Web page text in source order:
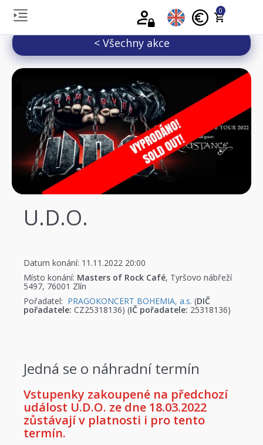
0
< Všechny akce
U.D.O.
Datum konání: 11.11.2022 20:00
Místo konání: Masters of Rock Café, Tyršovo nábřeží
5497, 76001 Zlín
Pořadatel: PRAGOKONCERT BOHEMIA, a.s. (DIČ
pořadatele: CZ25318136) (IČ pořadatele: 25318136)
Jedná se o náhradní termín
Vstupenky zakoupené na předchozí
událost U.D.O. ze dne 18.03.2022
zůstávají v platnosti i pro tento
termín.